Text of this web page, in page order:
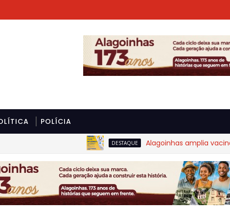
POLÍCIA
DESTAQUE
Alagoinhas amplia vacinação